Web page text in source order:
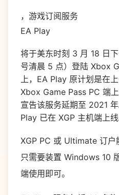
，游戏订阅服务
EA Play
将于美东时刻 3 月 18 日
号清晨 5 点）登陆 Xbox
上，EA Play 原计划是在
Xbox Game Pass PC 端
宣告该服务延期至 2021
Play 已在 XGP 主机端上线
XGP PC 或 Ultimate 订户
只需要装置 Windows 10
端使用即可。